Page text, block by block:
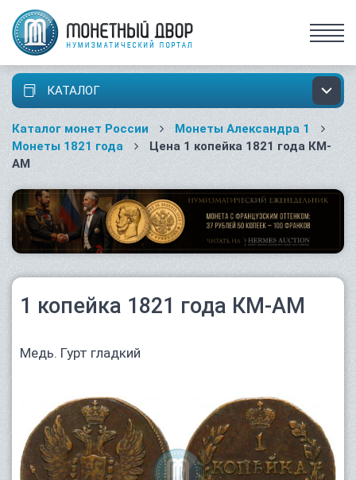
КАТАЛОГ
Каталог монет России
Монеты Александра 1
Монеты 1821 года
Цена 1 копейка 1821 года КМ-
АМ
1 копейка 1821 года КМ-АМ
Медь. Гурт гладкий